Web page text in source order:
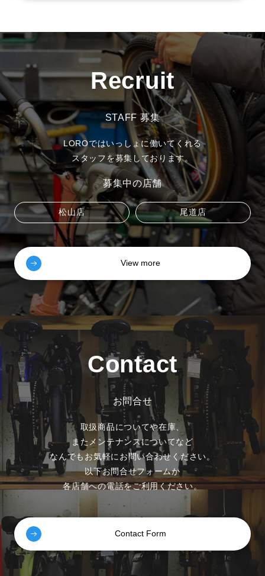
Recruit
STAFF 募集
LOROではいっしょに働いてくれる
スタッフを募集しております。
募集中の店舗
松山店 尾道店
View more
Contact
お問合せ
取扱商品についてや在庫、
またメンテナンスについてなど
なんでもお気軽にお問い合わせください。
以下お問合せフォームか
各店舗への電話をご利用ください。
Contact Form